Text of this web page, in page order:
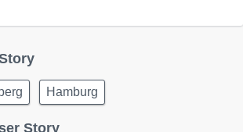
Hamburg
Story